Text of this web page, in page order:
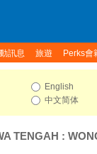
訊息 旅遊 Perks會
English
中文简体
TENGAH :